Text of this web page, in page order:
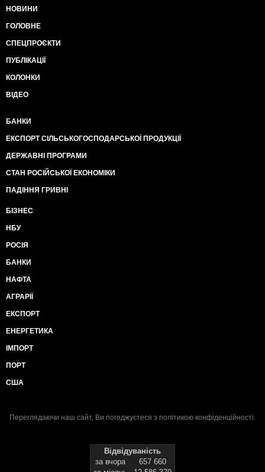
НОВИНИ
ГОЛОВНЕ
СПЕЦПРОЄКТИ
ПУБЛІКАЦІЇ
КОЛОНКИ
ВІДЕО
БАНКИ
ЕКСПОРТ СІЛЬСЬКОГОСПОДАРСЬКОЇ ПРОДУКЦІЇ
ДЕРЖАВНІ ПРОГРАМИ
СТАН РОСІЙСЬКОЇ ЕКОНОМІКИ
ПАДІННЯ ГРИВНІ
БІЗНЕС
НБУ
РОСІЯ
БАНКИ
НАФТА
АГРАРІЇ
ЕКСПОРТ
ЕНЕРГЕТИКА
ІМПОРТ
ПОРТ
США
Переглядаючи наш сайт, Ви погоджуєтеся з політикою конфіденційності.
Відвідуваність
за вчора
657 660